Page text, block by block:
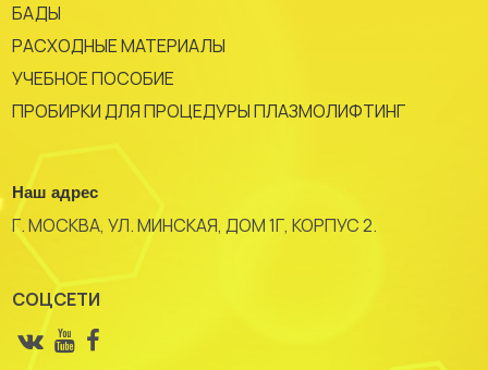
БАДЫ
РАСХОДНЫЕ МАТЕРИАЛЫ
УЧЕБНОЕ ПОСОБИЕ
ПРОБИРКИ ДЛЯ ПРОЦЕДУРЫ ПЛАЗМОЛИФТИНГ
Наш адрес
Г. МОСКВА, УЛ. МИНСКАЯ, ДОМ 1Г, КОРПУС 2.
СОЦСЕТИ